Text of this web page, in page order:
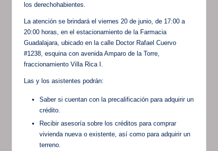
los derechohabientes.
La atención se brindará el viernes 20 de junio, de 17:00 a
20:00 horas, en el estacionamiento de la Farmacia
Guadalajara, ubicado en la calle Doctor Rafael Cuervo
#1238, esquina con avenida Amparo de la Torre,
fraccionamiento Villa Rica I.
Las y los asistentes podrán:
Saber si cuentan con la precalificación para adquirir un
crédito.
Recibir asesoría sobre los créditos para comprar
vivienda nueva o existente, así como para adquirir un
terreno.